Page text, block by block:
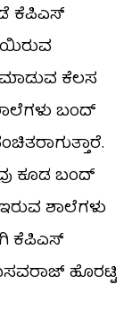
ಕೆಪಿಎಸ್
ಕೆಲಸ
ಬಂದ್
ಕೂಡ ಬಂದ್
ಶಾಲೆಗಳು
ಕೆಪಿಎಸ್
ಹೊರಟ್ಟಿ